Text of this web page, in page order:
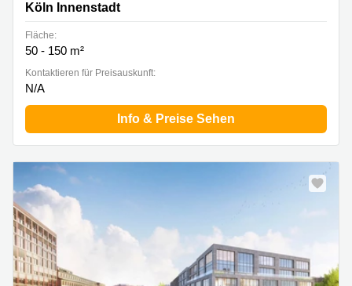
Köln Innenstadt
Fläche:
50 - 150 m²
Kontaktieren für Preisauskunft:
N/A
Info & Preise Sehen